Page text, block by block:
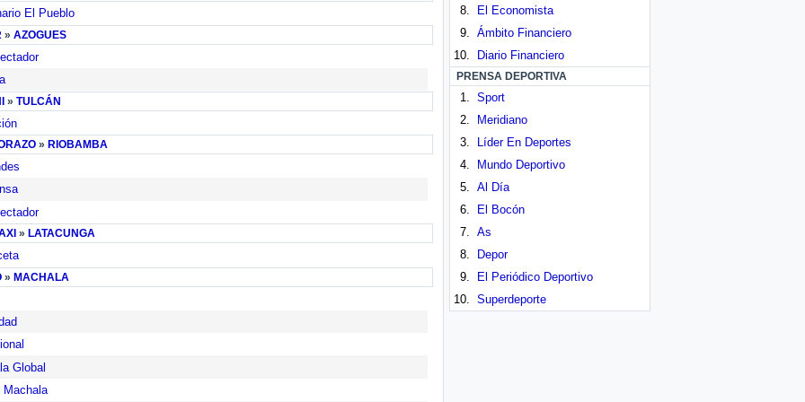
El Pueblo
»AZOGUES
»TULCÁN
» RIOBAMBA
» LATACUNGA
»MACHALA
Global
Machala
El Economista
Ámbito Financiero
Diario Financiero
PRENSA DEPORTIVA
Sport
Meridiano
Líder En Deportes
Mundo Deportivo
Al Día
El Bocón
As
Depor
El Periódico Deportivo
Superdeporte